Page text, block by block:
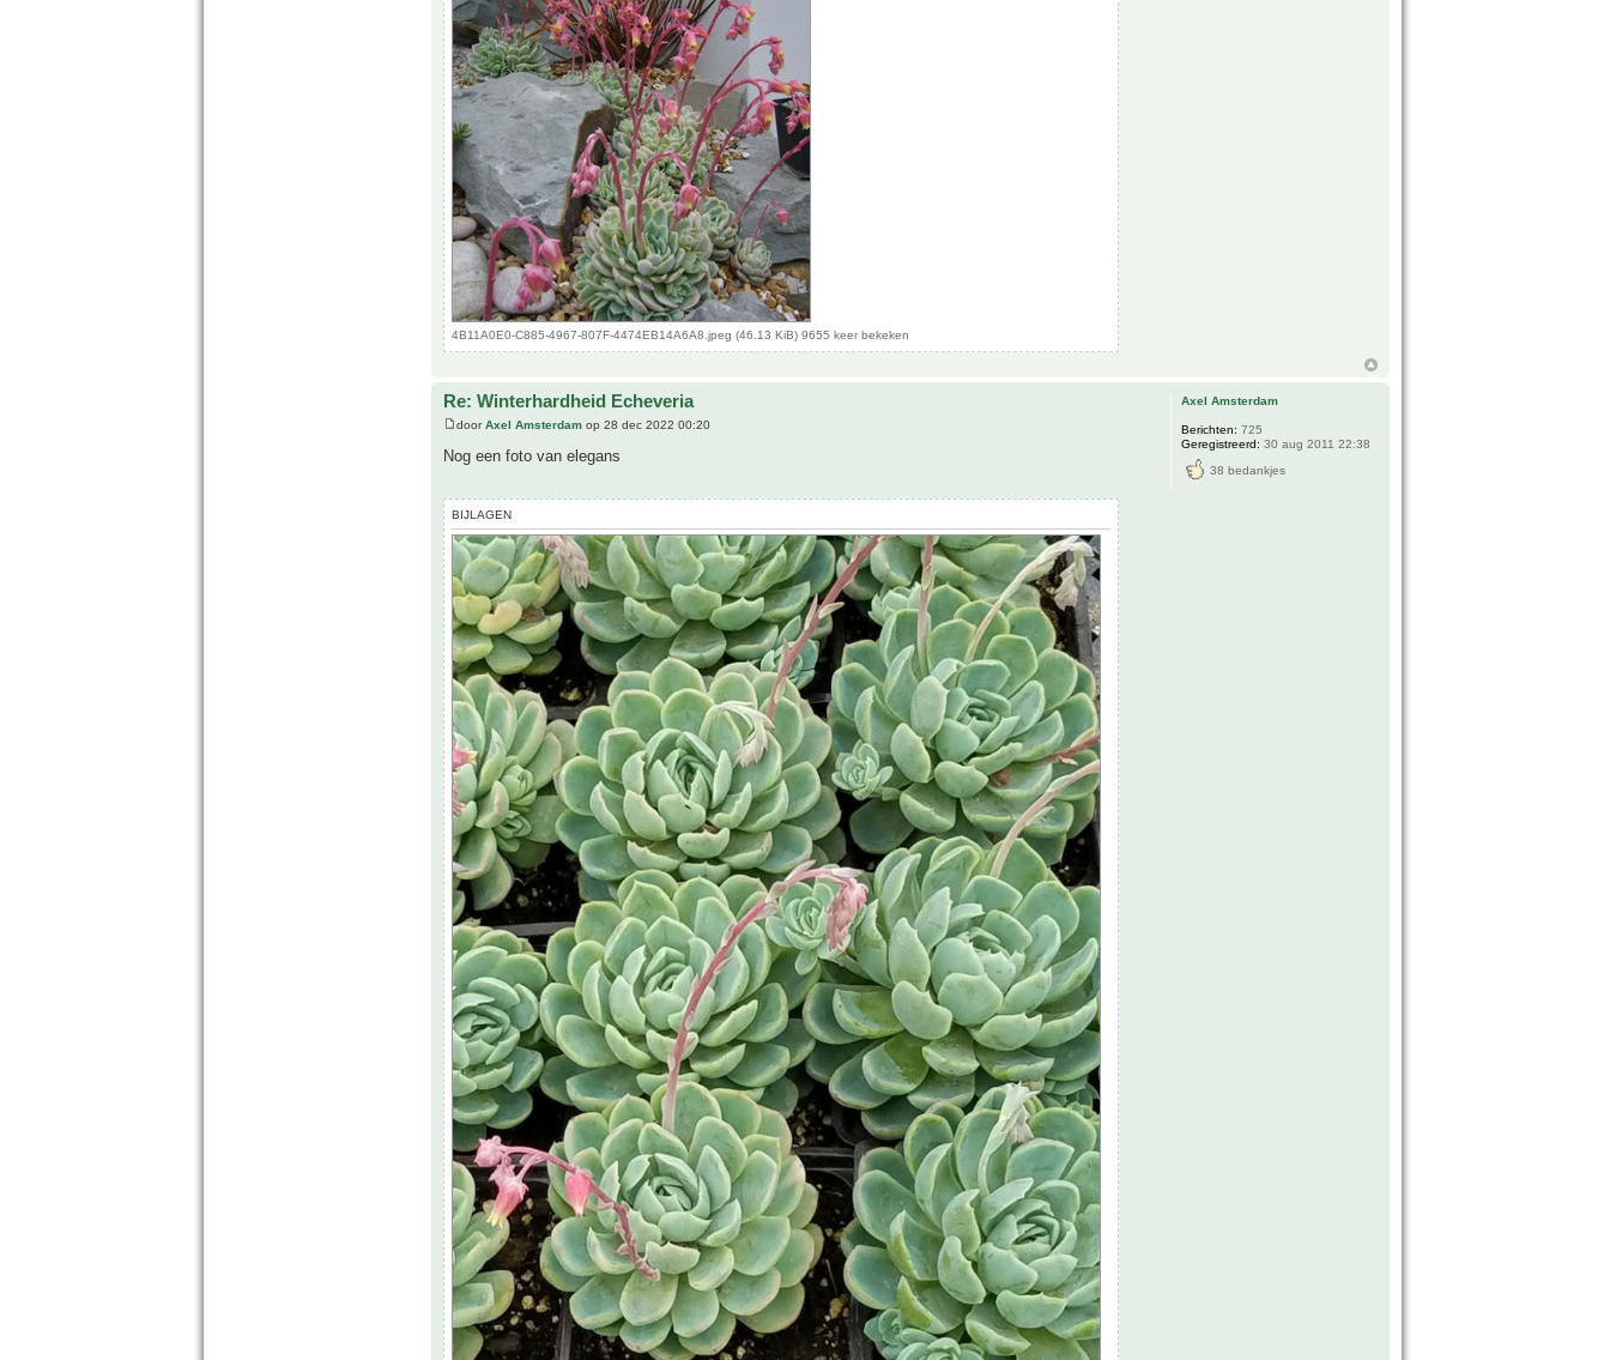
4B11A0E0-C885-4967-807F-4474EB14A6A8.jpeg (46.13 KiB) 9655 keer bekeken
Re: Winterhardheid Echeveria
doorAxel Amsterdam op 28 dec 2022 00:20
Nog een foto van elegans
BIJLAGEN
Axel Amsterdam
Berichten: 725
Geregistreerd: 30 aug 2011 22:38
38 bedankjes